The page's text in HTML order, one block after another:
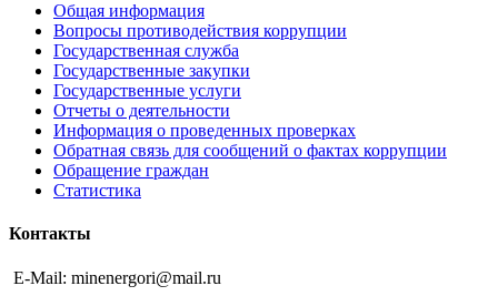
Общая информация
Вопросы противодействия коррупции
Государственная служба
Государственные закупки
Государственные услуги
Отчеты о деятельности
Информация о проведенных проверках
Обратная связь для сообщений о фактах коррупции
Обращение граждан
Статистика
Контакты
E-Mail: minenergori@mail.ru